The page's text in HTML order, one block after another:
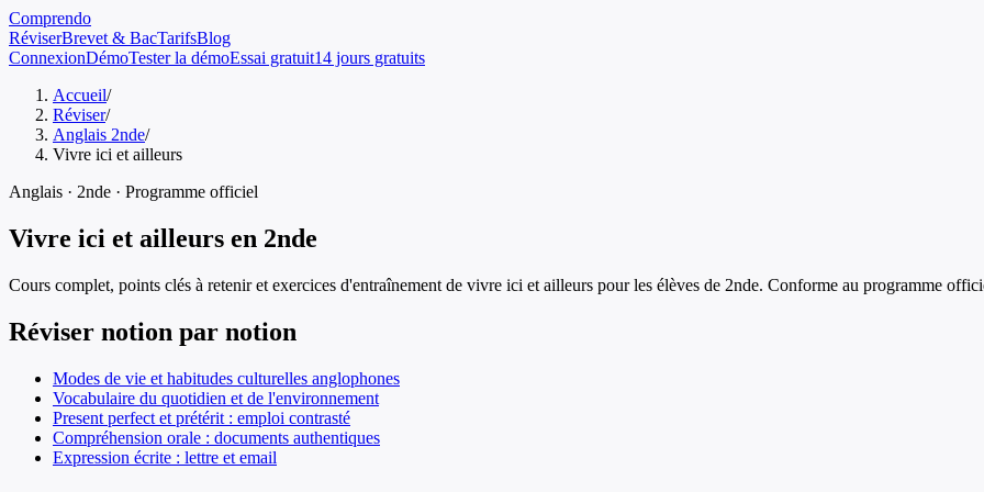
Comprendo
RéviserBrevet & BacTarifsBlog
ConnexionDémoTester la démoEssai gratuit14 jours gratuits
Accueil/
Réviser/
Anglais 2nde/
Vivre ici et ailleurs
Anglais · 2nde · Programme officiel
Vivre ici et ailleurs en 2nde
Cours complet, points clés à retenir et exercices d'entraînement de vivre ici et ailleurs pour les élèves de 2nde. Conforme au programme
Réviser notion par notion
Modes de vie et habitudes culturelles anglophones
Vocabulaire du quotidien et de l'environnement
Present perfect et prétérit : emploi contrasté
Compréhension orale : documents authentiques
Expression écrite : lettre et email